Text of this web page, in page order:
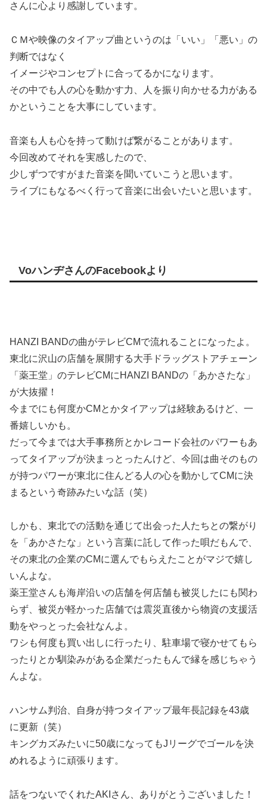
さんに心より感謝しています。
ＣＭや映像のタイアップ曲というのは「いい」「悪い」の
判断ではなく
イメージやコンセプトに合ってるかになります。
その中でも人の心を動かす力、人を振り向かせる力がある
かということを大事にしています。
音楽も人も心を持って動けば繋がることがあります。
今回改めてそれを実感したので、
少しずつですがまた音楽を聞いていこうと思います。
ライブにもなるべく行って音楽に出会いたいと思います。
VoハンヂさんのFacebookより
HANZI BANDの曲がテレビCMで流れることになったよ。
東北に沢山の店舗を展開する大手ドラッグストアチェーン
「薬王堂」のテレビCMにHANZI BANDの「あかさたな」
が大抜擢！
今までにも何度かCMとかタイアップは経験あるけど、一
番嬉しいかも。
だって今までは大手事務所とかレコード会社のパワーもあ
ってタイアップが決まっとったんけど、今回は曲そのもの
が持つパワーが東北に住んどる人の心を動かしてCMに決
まるという奇跡みたいな話（笑）
しかも、東北での活動を通じて出会った人たちとの繋がり
を「あかさたな」という言葉に託して作った唄だもんで、
その東北の企業のCMに選んでもらえたことがマジで嬉し
いんよな。
薬王堂さんも海岸沿いの店舗を何店舗も被災したにも関わ
らず、被災が軽かった店舗では震災直後から物資の支援活
動をやっとった会社なんよ。
ワシも何度も買い出しに行ったり、駐車場で寝かせてもら
ったりとか馴染みがある企業だったもんで縁を感じちゃう
んよな。
ハンサム判治、自身が持つタイアップ最年長記録を43歳
に更新（笑）
キングカズみたいに50歳になってもJリーグでゴールを決
めれるように頑張ります。
話をつないでくれたAKIさん、ありがとうございました！